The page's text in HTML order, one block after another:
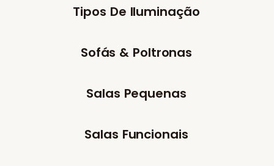
Tipos De Iluminação
Sofás & Poltronas
Salas Pequenas
Salas Funcionais